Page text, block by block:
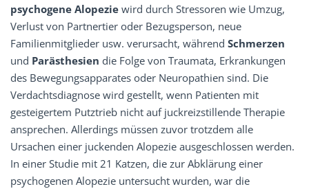
psychogene Alopezie wird durch Stressoren wie Umzug,
Verlust von Partnertier oder Bezugsperson, neue
Familienmitglieder usw. verursacht, während Schmerzen
und Parästhesien die Folge von Traumata, Erkrankungen
des Bewegungsapparates oder Neuropathien sind. Die
Verdachtsdiagnose wird gestellt, wenn Patienten mit
gesteigertem Putztrieb nicht auf juckreizstillende Therapie
ansprechen. Allerdings müssen zuvor trotzdem alle
Ursachen einer juckenden Alopezie ausgeschlossen werden.
In einer Studie mit 21 Katzen, die zur Abklärung einer
psychogenen Alopezie untersucht wurden, war die